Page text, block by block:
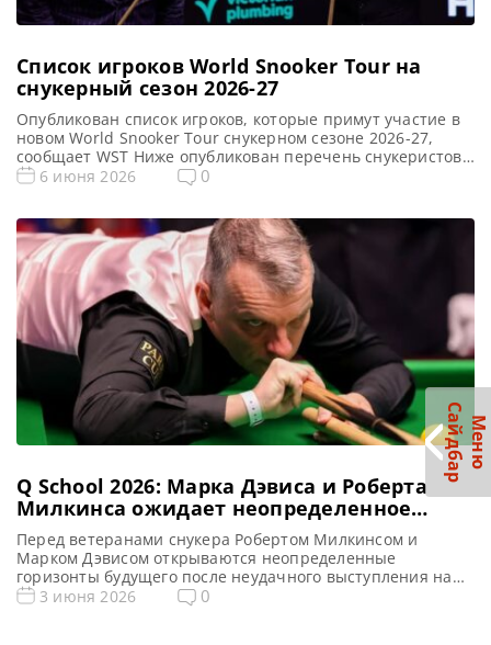
Список игроков World Snooker Tour на
снукерный сезон 2026-27
Опубликован список игроков, которые примут участие в
новом World Snooker Tour снукерном сезоне 2026-27,
сообщает WST Ниже опубликован перечень снукеристов,
входящих в состав World Snooker Tour на следующий
списке. Старт нового игрового года намечен на
следующую неделю, когда начнется квалификация China
[…]
6 июня 2026 0
Q School 2026: Марка Дэвиса и Роберта
Милкинса ожидает неопределенное
будущее в профессиональном снукере
Перед ветеранами снукера Робертом Милкинсом и
Марком Дэвисом открываются неопределенные
горизонты будущего после неудачного выступления на
квалификационном турнире Q School 2026 в Лестере,
3 июня 2026 0
М
е
н
ю
Са
й
д
б
а
р